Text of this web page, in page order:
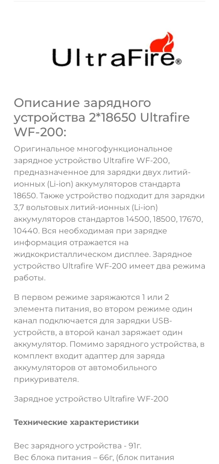
Описание зарядного
устройства 2*18650 Ultrafire
WF-200:
Оригинальное многофункциональное
зарядное устройство Ultrafire WF-200,
предназначенное для зарядки двух литий-
ионных (Li-ion) аккумуляторов стандарта
18650. Также устройство подходит для зарядки
3,7 вольтовых литий-ионных (Li-ion)
аккумуляторов стандартов 14500, 18500, 17670,
10440. Вся необходимая при зарядке
информация отражается на
жидкокристаллическом дисплее. Зарядное
устройство Ultrafire WF-200 имеет два режима
работы.
В первом режиме заряжаются 1 или 2
элемента питания, во втором режиме один
канал подключается для зарядки USB-
устройств, а второй канал заряжает один
аккумулятор. Помимо зарядного устройства, в
комплект входит адаптер для заряда
аккумуляторов от автомобильного
прикуривателя.
Зарядное устройство Ultrafire WF-200
Технические характеристики
Вес зарядного устройства - 91г.
Вес блока питания – 66г, (блок питания